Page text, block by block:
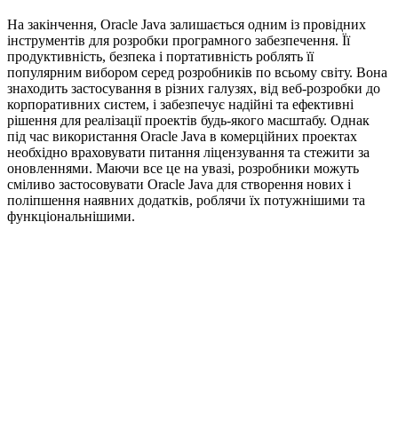
На закінчення, Oracle Java залишається одним із провідних
інструментів для розробки програмного забезпечення. Її
продуктивність, безпека і портативність роблять її
популярним вибором серед розробників по всьому світу. Вона
знаходить застосування в різних галузях, від веб-розробки до
корпоративних систем, і забезпечує надійні та ефективні
рішення для реалізації проектів будь-якого масштабу. Однак
під час використання Oracle Java в комерційних проектах
необхідно враховувати питання ліцензування та стежити за
оновленнями. Маючи все це на увазі, розробники можуть
сміливо застосовувати Oracle Java для створення нових і
поліпшення наявних додатків, роблячи їх потужнішими та
функціональнішими.